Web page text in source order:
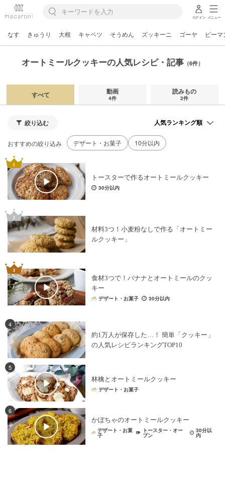
ログイン メニュー
なす きゅうり 大根 キャベツ そうめん ズッキーニ ゴーヤ ピーマ
オートミールクッキーの人気レシピ・記事 （6件）
すべて 動画
4件
読みもの
2件
絞り込む
おすすめの絞り込み デザート・お菓子 10分以内
トースターで作るオートミールクッキー
30分以内
材料3つ！小麦粉なしで作る「オートミー
ルクッキー」
食材3つで！バナナとオートミールのクッ
キー
デザート・お菓子 30分以内
4
約1万人が保存した…！ 簡単「クッキー」
の人気レシピランキングTOP10
5
林檎とオートミールクッキー
デザート・お菓子
6
かぼちゃのオートミールクッキー
デザート・お菓
子
トースター・オー
ブン
30分以
内